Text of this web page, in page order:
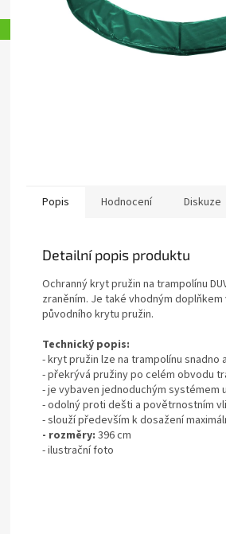
Popis Hodnocení Diskuze
Detailní popis produktu
Ochrannýkryt pružin na trampolínu
zraněním. Je také vhodným
původního krytu pružin.
Technický popis:
- krytpružin lze na trampolínu snadno
-překrývá pružiny po celém obvodu
- je vybaven jednoduchým
- odolnýproti dešti a povětrnostním
-slouží především k dosažení
- rozměry: 396 cm
- ilustrační foto